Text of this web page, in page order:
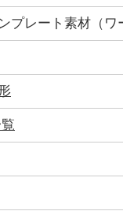
プレート素材（ワ